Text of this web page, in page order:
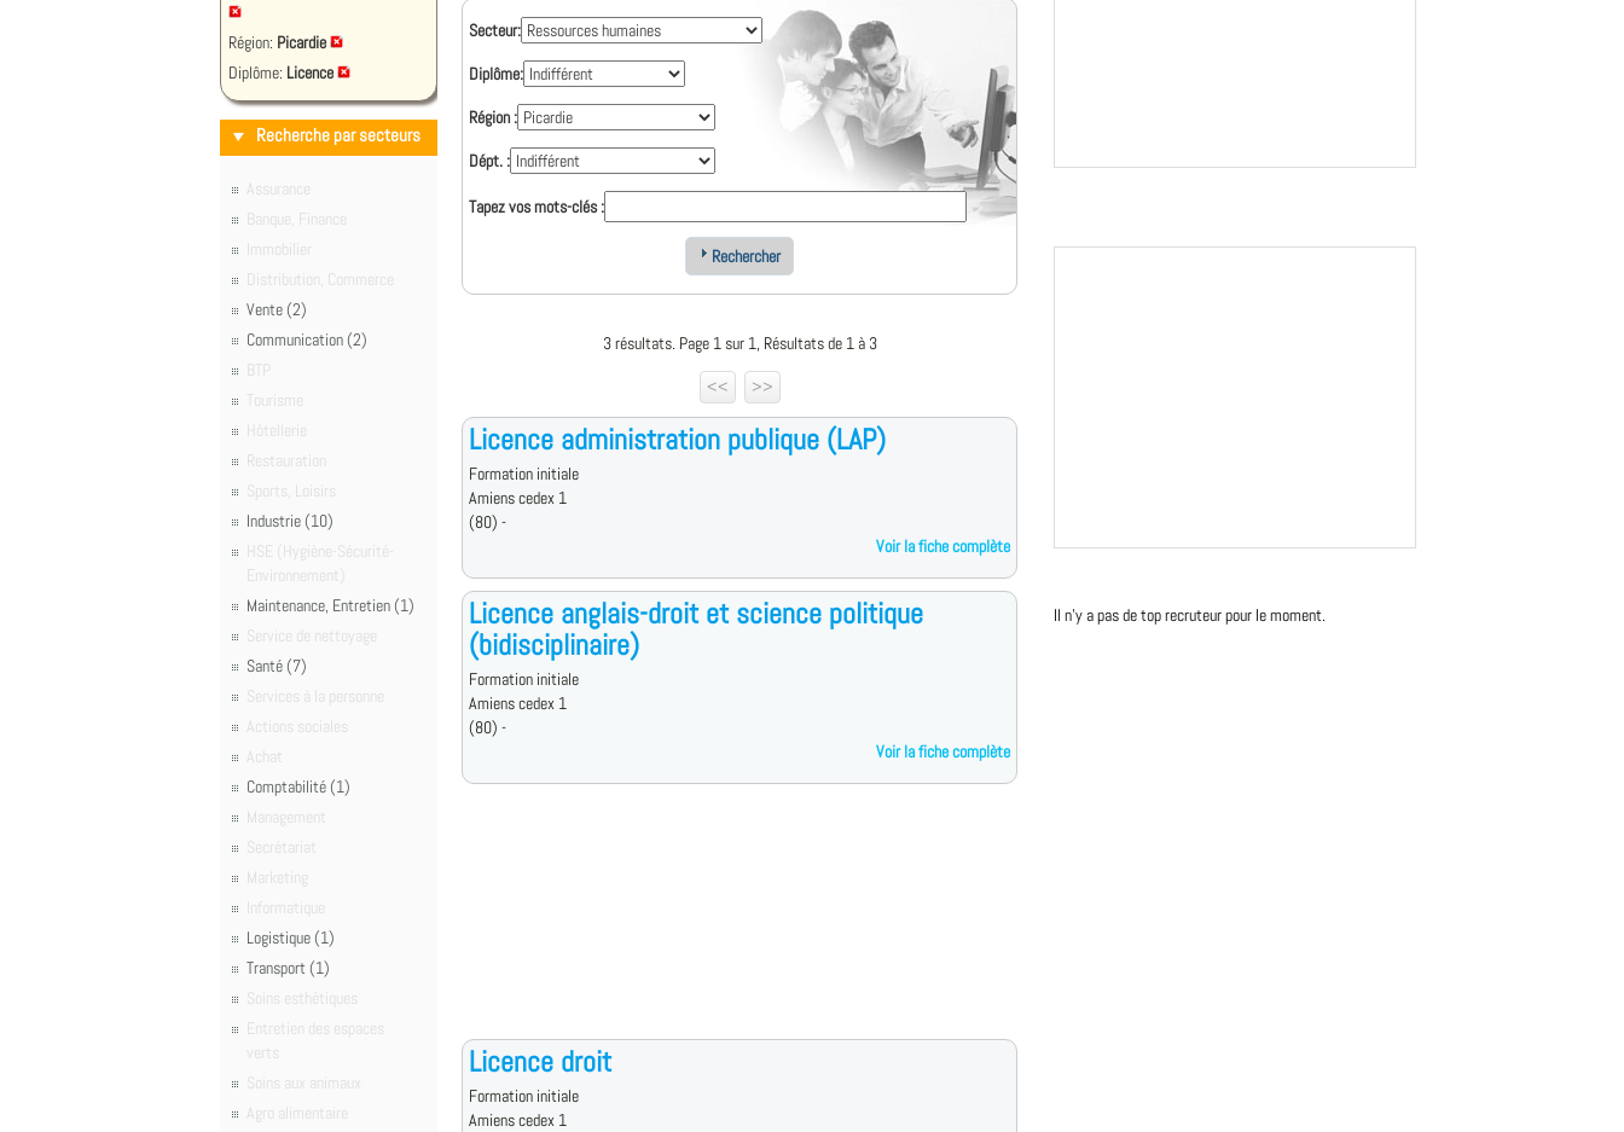
Région: Picardie
Diplôme: Licence
Recherche par secteurs
Assurance
Banque, Finance
Immobilier
Distribution, Commerce
Vente (2)
Communication (2)
BTP
Tourisme
Hôtellerie
Restauration
Sports, Loisirs
Industrie (10)
HSE (Hygiène-Sécurité-
Environnement)
Maintenance, Entretien (1)
Service de nettoyage
Santé (7)
Services à la personne
Actions sociales
Achat
Comptabilité (1)
Management
Secrétariat
Marketing
Informatique
Logistique (1)
Transport (1)
Soins esthétiques
Entretien des espaces
verts
Soins aux animaux
Agro alimentaire
Secteur:
Diplôme:
Région :
Dépt. :
Tapez vos mots-clés :
Rechercher
3 résultats. Page 1 sur 1, Résultats de 1 à 3
<<
>>
Licence administration publique (LAP)
Formation initiale
Amiens cedex 1
(80) -
Voir la fiche complète
Licence anglais-droit et science politique
(bidisciplinaire)
Formation initiale
Amiens cedex 1
(80) -
Voir la fiche complète
Licence droit
Formation initiale
Amiens cedex 1
Il n'y a pas de top recruteur pour le moment.